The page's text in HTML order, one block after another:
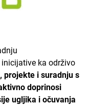
inicijative ka održivo
projekte i suradnju s
doprinosi
ugljika i očuvanja